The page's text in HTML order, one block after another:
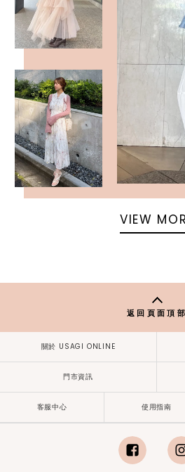
VIEW
返回頁面頂部
關於 USAGI ONLINE
門市資訊
客服中心 使用指南